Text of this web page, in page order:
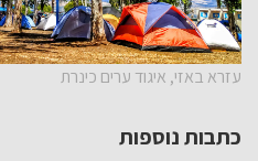
עזרא באזי, איגוד ערים כינרת
כתבות נוספות